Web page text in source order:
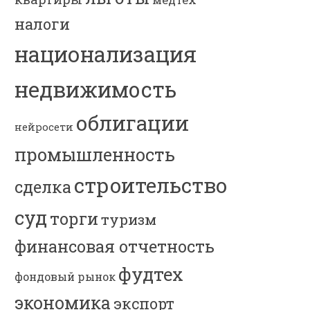
налоги
национализация
недвижимость
нейросети облигации
промышленность
сделкастроительство
судторгитуризм
финансовая отчетность
фондовый рынок фудтех
экономика экспорт